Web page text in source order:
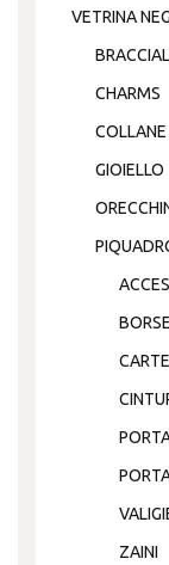
VETRINA
CHARMS
COLLANE
GIOIELLO
ZAINI